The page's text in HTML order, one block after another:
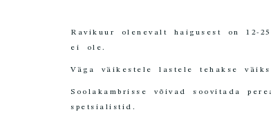
Ravikuur olenevalt haigusest on 12-
ei ole.
Väga väikestele lastele tehakse
Soolakambrisse võivad soovitada
spetsialistid.